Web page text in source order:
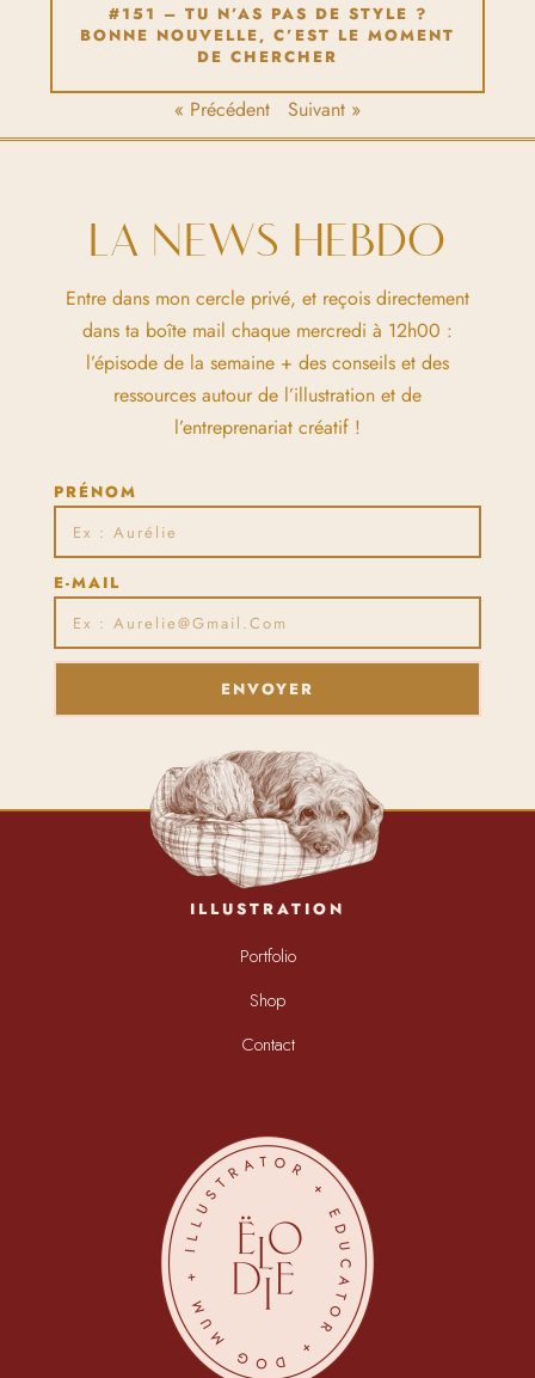
#151 – TU N’AS PAS DE STYLE ?
BONNE NOUVELLE, C’EST LE MOMENT
DE CHERCHER
« Précédent Suivant »
LA NEWS HEBDO
Entre dans mon cercle privé, et reçois directement
dans ta boîte mail chaque mercredi à 12h00 :
l’épisode de la semaine + des conseils et des
ressources autour de l’illustration et de
l’entreprenariat créatif !
PRÉNOM
E-MAIL
ENVOYER
ILLUSTRATION
Portfolio
Shop
Contact